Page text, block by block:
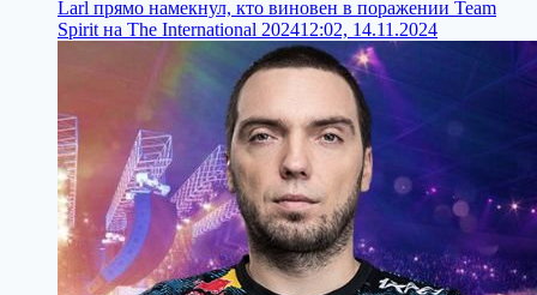
Larl прямо намекнул, кто виновен в поражении Team
Spirit на The International 202412:02, 14.11.2024